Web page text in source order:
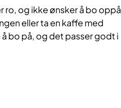
ro, og ikke ønsker å bo oppå
eller ta en kaffe med
bo på, og det passer godt i